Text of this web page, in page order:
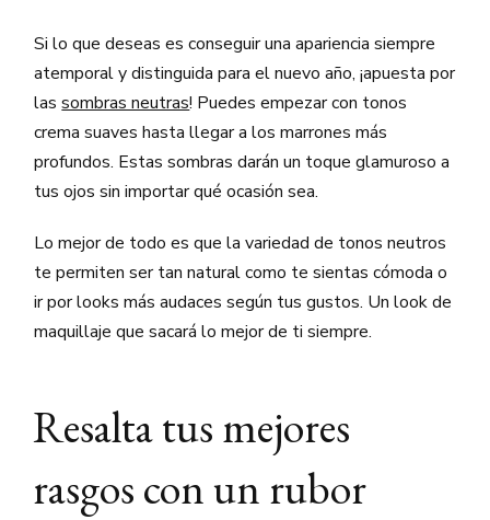
Si lo que deseas es conseguir una apariencia siempre
atemporal y distinguida para el nuevo año, ¡apuesta por
lassombras neutras! Puedes empezar con tonos
crema suaves hasta llegar a los marrones más
profundos. Estas sombras darán un toque glamuroso a
tus ojos sin importar qué ocasión sea.
Lo mejor de todo es que la variedad de tonos neutros
te permiten ser tan natural como te sientas cómoda o
ir por looks más audaces según tus gustos. Un look de
maquillaje que sacará lo mejor de ti siempre.
Resalta tus mejores
rasgos con un rubor